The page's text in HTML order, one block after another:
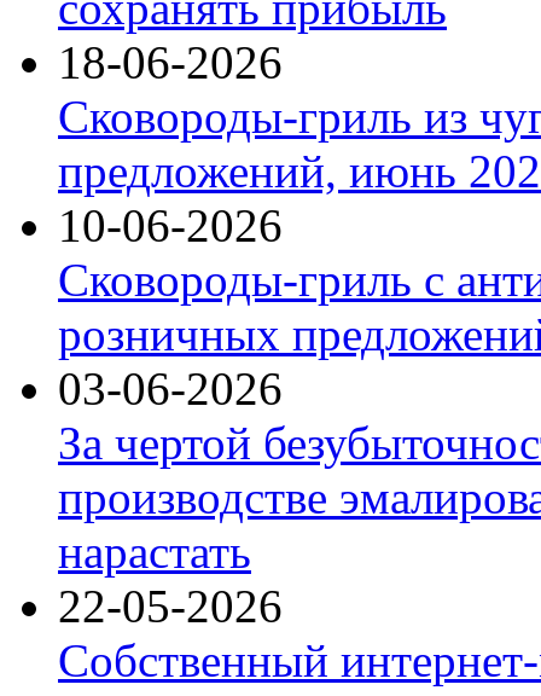
18-06-2026
Сковороды-гриль из
предложений, июнь
10-06-2026
Сковороды-гриль с
розничных
03-06-2026
За чертой
производстве
нарастать
22-05-2026
Собственный